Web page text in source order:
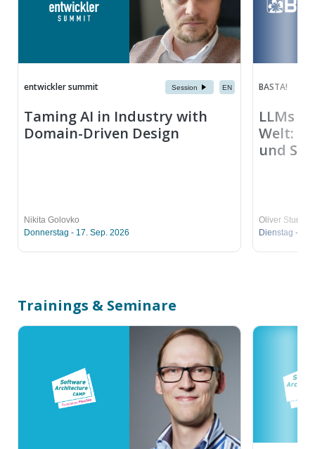
entwickler summit Session EN
Taming AI in Industry with
Domain-Driven Design
Nikita Golovko
Donnerstag - 17. Sep. 2026
BASTA!
LLMs
Welt:
und
Oliver Sturm
Dienstag -
Trainings & Seminare